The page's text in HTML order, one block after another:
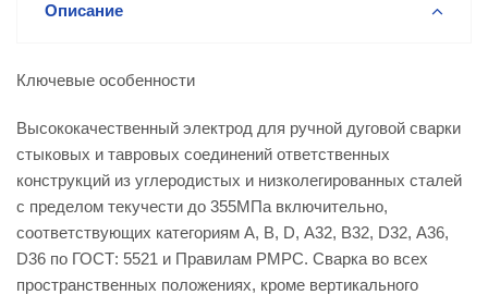
Описание
Ключевые особенности
Высококачественный электрод для ручной дуговой сварки
стыковых и тавровых соединений ответственных
конструкций из углеродистых и низколегированных сталей
с пределом текучести до 355МПа включительно,
соответствующих категориям А, В, D, А32, В32, D32, А36,
D36 по ГОСТ: 5521 и Правилам РМРС. Сварка во всех
пространственных положениях, кроме вертикального